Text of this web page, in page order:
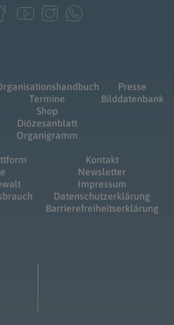
Termine
Shop
Diözesanblatt
Organigramm
Presse
Bilddatenbank
Kontakt
Newsletter
Impressum
Datenschutzerklärung
Barrierefreiheitserklärung